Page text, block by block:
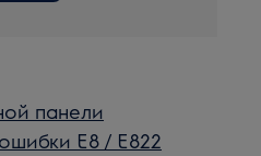
панели
E8 / E822